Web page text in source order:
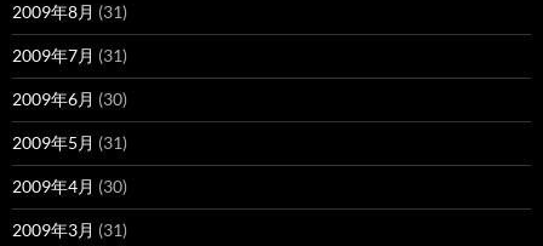
2009年8月 (31)
2009年7月 (31)
2009年6月 (30)
2009年5月 (31)
2009年4月 (30)
2009年3月 (31)